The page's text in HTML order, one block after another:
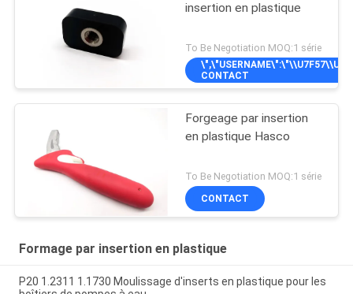
insertion en plastique
To Be Negotiation MOQ:1 série
CONTACT
Forgeage par insertion
en plastique Hasco
To Be Negotiation MOQ:1 série
CONTACT
Formage par insertion en plastique
P20 1.2311 1.1730 Moulissage d'inserts en plastique pour les